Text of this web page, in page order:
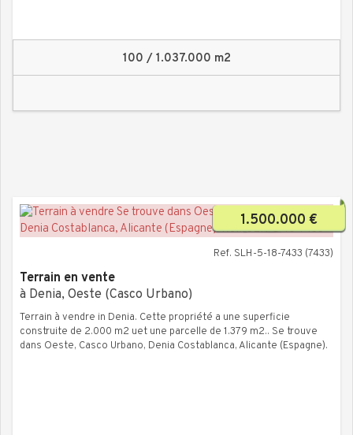
100 / 1.037.000 m2
1.500.000 €
Ref. SLH-5-18-7433 (7433)
Terrain en vente
à Denia, Oeste (Casco Urbano)
Terrain à vendre in Denia. Cette propriété a une superficie
construite de 2.000 m2 uet une parcelle de 1.379 m2.. Se trouve
dans Oeste, Casco Urbano, Denia Costablanca, Alicante (Espagne).